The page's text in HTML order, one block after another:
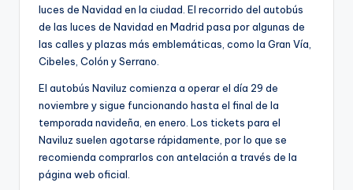
luces de Navidad en la ciudad. El recorrido del autobús
de las luces de Navidad en Madrid pasa por algunas de
las calles y plazas más emblemáticas, como la Gran Vía,
Cibeles, Colón y Serrano.
El autobús Naviluz comienza a operar el día 29 de
noviembre y sigue funcionando hasta el final de la
temporada navideña, en enero. Los tickets para el
Naviluz suelen agotarse rápidamente, por lo que se
recomienda comprarlos con antelación a través de la
página web oficial.